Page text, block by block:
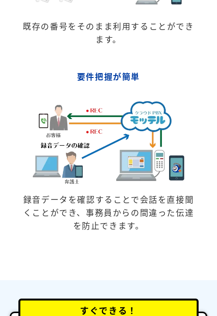
既存の番号をそのまま利用することができ
ます。
要件把握が簡単
録音データを確認することで会話を直接聞
くことができ、事務員からの間違った伝達
を防止できます。
すぐできる！